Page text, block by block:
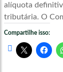
alíquota
tributária. O
Compartilhe isso: